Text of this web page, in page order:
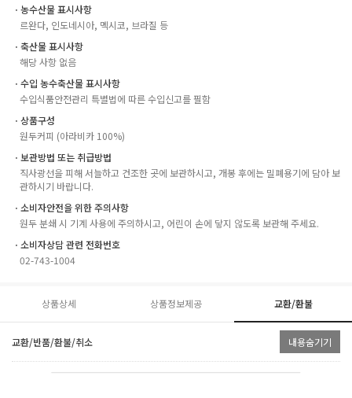
ㆍ농수산물 표시사항
르완다, 인도네시아, 멕시코, 브라질 등
ㆍ축산물 표시사항
해당 사항 없음
ㆍ수입 농수축산물 표시사항
수입식품안전관리 특별법에 따른 수입신고를 필함
ㆍ상품구성
원두커피 (아라비카 100%)
ㆍ보관방법 또는 취급방법
직사광선을 피해 서늘하고 건조한 곳에 보관하시고, 개봉 후에는 밀폐용기에 담아 보
관하시기 바랍니다.
ㆍ소비자안전을 위한 주의사항
원두 분쇄 시 기계 사용에 주의하시고, 어린이 손에 닿지 않도록 보관해 주세요.
ㆍ소비자상담 관련 전화번호
02-743-1004
상품상세 상품정보제공 교환/환불
교환/반품/환불/취소 내용숨기기